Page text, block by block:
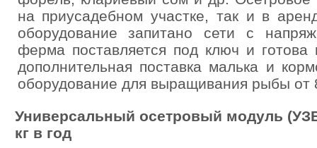
на приусадебном участке, так и в
оборудование запитано сети с
ферма поставляется под ключ и готова
дополнительная поставка малька и
оборудование для выращивания рыбы от
Универсальный осетровый модуль
кг в год